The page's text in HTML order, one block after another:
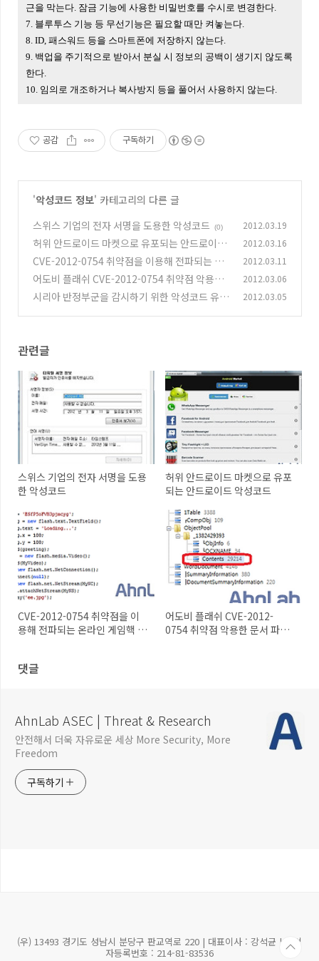
근을 막는다. 잠금 기능에 사용한 비밀번호를 수시로 변경한다.
7. 블루투스 기능 등 무선기능은 필요할 때만 켜놓는다.
8. ID, 패스워드 등을 스마트폰에 저장하지 않는다.
9. 백업을 주기적으로 받아서 분실 시 정보의 공백이 생기지 않도록
한다.
10. 임의로 개조하거나 복사방지 등을 풀어서 사용하지 않는다.
공감 구독하기
'악성코드 정보' 카테고리의 다른 글
스위스 기업의 전자 서명을 도용한 악성코드
(0) 2012.03.19
허위 안드로이드 마켓으로 유포되는 안드로이드
악성코드 (0)
2012.03.16
CVE-2012-0754 취약점을 이용해 전파되는 온
라인 게임핵 악성코드
(2)
2012.03.11
어도비 플래쉬 CVE-2012-0754 취약점 악용한
문서 파일들 발견 (0)
2012.03.06
시리아 반정부군을 감시하기 위한 악성코드 유포 2012.03.05
관련글
스위스 기업의 전자 서명을 도용
한 악성코드
허위 안드로이드 마켓으로 유포
되는 안드로이드 악성코드
CVE-2012-0754 취약점을 이
용해 전파되는 온라인 게임핵 악
어도비 플래쉬 CVE-2012-
0754 취약점 악용한 문서 파일
댓글
AhnLab ASEC | Threat & Research
안전해서 더욱 자유로운 세상 More Security, More
Freedom
구독하기
(우) 13493 경기도 성남시 분당구 판교역로 220 | 대표이사 : 강석균 | 사업
자등록번호 : 214-81-83536